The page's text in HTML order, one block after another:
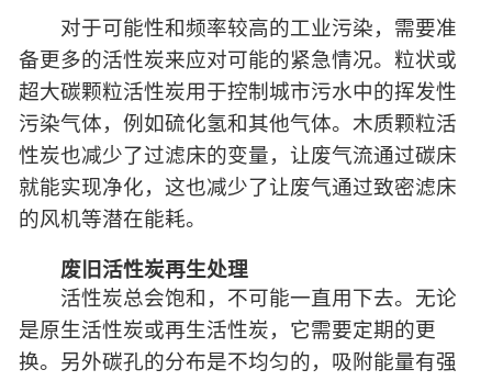
对于可能性和频率较高的工业污染，需要准
备更多的活性炭来应对可能的紧急情况。粒状或
超大碳颗粒活性炭用于控制城市污水中的挥发性
污染气体，例如硫化氢和其他气体。木质颗粒活
性炭也减少了过滤床的变量，让废气流通过碳床
就能实现净化，这也减少了让废气通过致密滤床
的风机等潜在能耗。
废旧活性炭再生处理
活性炭总会饱和，不可能一直用下去。无论
是原生活性炭或再生活性炭，它需要定期的更
换。另外碳孔的分布是不均匀的，吸附能量有强